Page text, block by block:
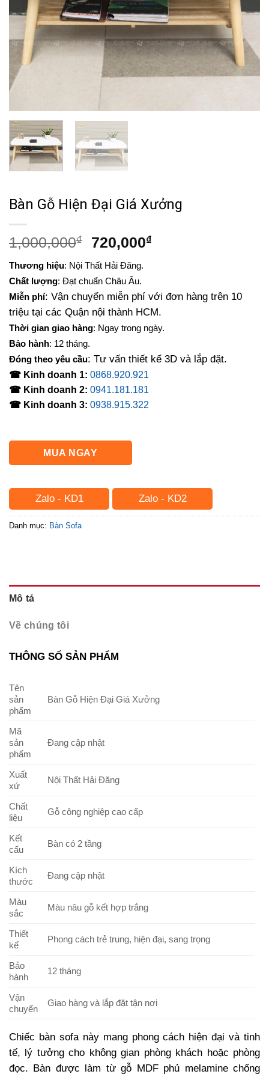
Bàn Gỗ Hiện Đại Giá Xưởng
1,000,000₫
Giá
là:
1,000,000₫.
720,000₫Giá
720,000₫.
Thương hiệu: Nội Thất Hải Đăng.
Chất lượng: Đạt chuẩn Châu Âu.
Miễn phí: Vận chuyển miễn phí với đơn hàng trên 10
triệu tại các Quận nội thành HCM.
Thời gian giao hàng: Ngay trong ngày.
Bảo hành: 12 tháng.
Đóng theo yêu cầu: Tư vấn thiết kế 3D và lắp đặt.
☎ Kinh doanh 1: 0868.920.921
☎ Kinh doanh 2: 0941.181.181
☎ Kinh doanh 3: 0938.915.322
MUA NGAY
Zalo - KD1 Zalo - KD2
Danh mục: Bàn Sofa
Mô tả
Về chúng tôi
THÔNG SỐ SẢN PHẨM
Tên
sản
phẩm
Bàn Gỗ Hiện Đại Giá Xưởng
Mã
sản
phẩm
Đang cập nhật
Xuất
xứ
Nội Thất Hải Đăng
Chất
liệu
Gỗ công nghiệp cao cấp
Kết
cấu
Bàn có 2 tầng
Kích
thước
Đang cập nhật
Màu
sắc
Màu nâu gỗ kết hợp trắng
Thiết
kế
Phong cách trẻ trung, hiện đại, sang trọng
Bảo
hành
12 tháng
Vận
chuyển
Giao hàng và lắp đặt tận nơi
Chiếc bàn sofa này mang phong cách hiện đại và tinh
tế, lý tưởng cho không gian phòng khách hoặc phòng
đọc. Bàn được làm từ gỗ MDF phủ melamine chống